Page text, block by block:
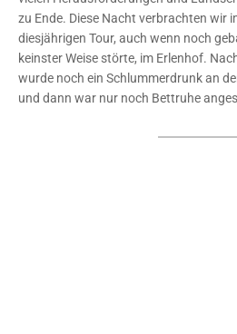
zu Ende. Diese Nacht verbrachten wir
diesjährigen Tour, auch wenn noch
keinster Weise störte, im Erlenhof.
wurde noch ein Schlummerdrunk an
und dann war nur noch Bettruhe